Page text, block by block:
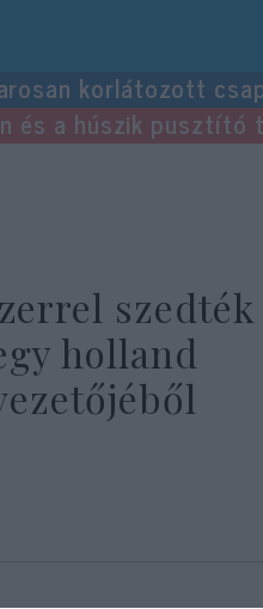
korlátozott
és a húszik pusztító
szedték
holland